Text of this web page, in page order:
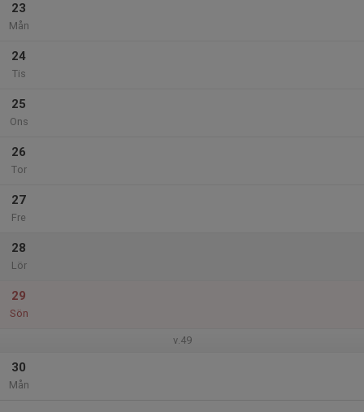
23
Mån
24
Tis
25
Ons
26
Tor
27
Fre
28
Lör
29
Sön
v.49
30
Mån